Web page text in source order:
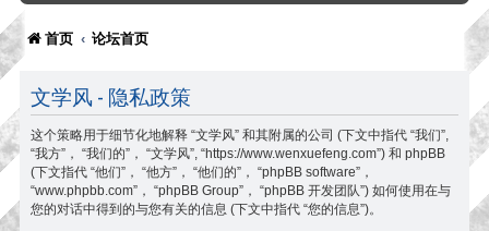
首页 论坛首页
文学风 - 隐私政策
这个策略用于细节化地解释 “文学风” 和其附属的公司 (下文中指代 “我们”,
“我方”， “我们的”， “文学风”, “https://www.wenxuefeng.com”) 和 phpBB
(下文指代 “他们”， “他方”， “他们的”， “phpBB software”，
“www.phpbb.com”， “phpBB Group”， “phpBB 开发团队”) 如何使用在与
您的对话中得到的与您有关的信息 (下文中指代 “您的信息”)。